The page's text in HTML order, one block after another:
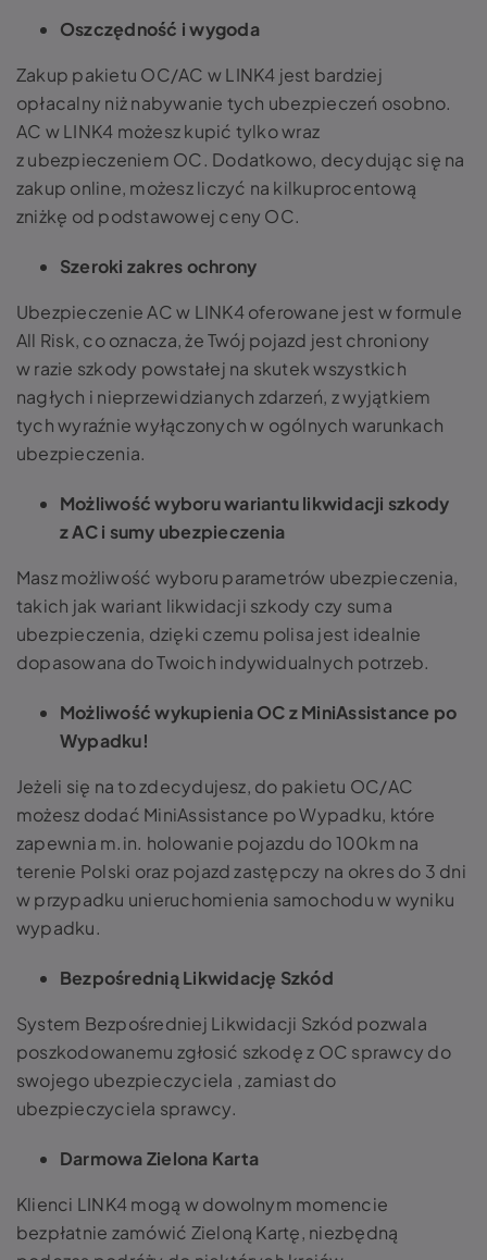
Oszczędność i wygoda
Zakup pakietu OC/AC w LINK4 jest bardziej
opłacalny niż nabywanie tych ubezpieczeń osobno.
AC w LINK4 możesz kupić tylko wraz
z ubezpieczeniem OC. Dodatkowo, decydując się na
zakup online, możesz liczyć na kilkuprocentową
zniżkę od podstawowej ceny OC.
Szeroki zakres ochrony
Ubezpieczenie AC w LINK4 oferowane jest w formule
All Risk, co oznacza, że Twój pojazd jest chroniony
w razie szkody powstałej na skutek wszystkich
nagłych i nieprzewidzianych zdarzeń, z wyjątkiem
tych wyraźnie wyłączonych w ogólnych warunkach
ubezpieczenia.
Możliwość wyboru wariantu likwidacji szkody
z AC i sumy ubezpieczenia
Masz możliwość wyboru parametrów ubezpieczenia,
takich jak wariant likwidacji szkody czy suma
ubezpieczenia, dzięki czemu polisa jest idealnie
dopasowana do Twoich indywidualnych potrzeb.
Możliwość wykupienia OC z MiniAssistance po
Wypadku!
Jeżeli się na to zdecydujesz, do pakietu OC/AC
możesz dodać MiniAssistance po Wypadku, które
zapewnia m.in. holowanie pojazdu do 100km na
terenie Polski oraz pojazd zastępczy na okres do 3 dni
w przypadku unieruchomienia samochodu w wyniku
wypadku.
Bezpośrednią Likwidację Szkód
System Bezpośredniej Likwidacji Szkód pozwala
poszkodowanemu zgłosić szkodę z OC sprawcy do
swojego ubezpieczyciela , zamiast do
ubezpieczyciela sprawcy.
Darmowa Zielona Karta
Klienci LINK4 mogą w dowolnym momencie
bezpłatnie zamówić Zieloną Kartę, niezbędną